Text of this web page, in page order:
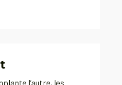
l’autre, les